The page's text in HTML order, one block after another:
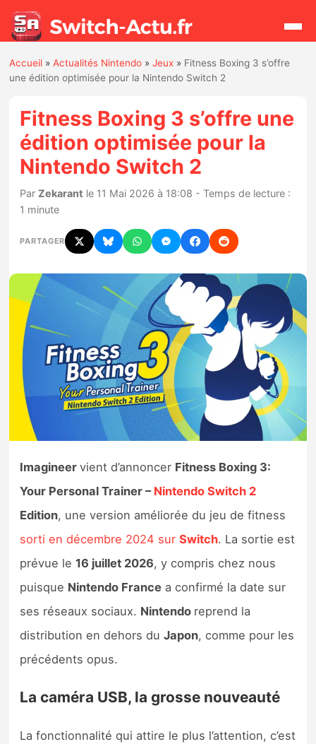
Rechercher
Actualités
Jeux
Hardware
Mises à jour
Chiffres de ventes
Rumeurs
Nintendo Direct
Tests et previews
Tests de jeux
Tests d’accessoires
Autres tests
Précommandes
Précommandes jeux Switch 2
Bons plans
Guides
Accueil »Actualités Nintendo »Jeux » Fitness Boxing 3 s’offre
une édition optimisée pour la Nintendo Switch 2
Fitness Boxing 3 s’offre une
édition optimisée pour la
Nintendo Switch 2
ParZekarant le 11 Mai 2026 à 18:08 - Temps de lecture :
1 minute
PARTAGER
Imagineervient d’annoncer Fitness Boxing 3:
Your Personal Trainer – Nintendo Switch 2
Edition, une version améliorée du jeu de fitness
sorti en décembre 2024 surSwitch. La sortie est
prévue le16 juillet 2026, y compris chez nous
puisque Nintendo France a confirmé la date sur
ses réseaux sociaux. Nintendo reprend la
distribution en dehors duJapon, comme pour les
précédents opus.
La caméra USB, la grosse nouveauté
La fonctionnalité qui attire le plus l’attention, c’est